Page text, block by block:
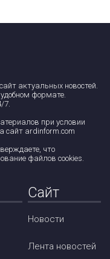
актуальных новостей.
формате.
7.
при условии
сайт ardinform.com
что
файлов cookies.
Сайт
Новости
Лента новостей